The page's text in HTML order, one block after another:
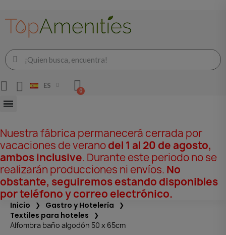
ES
Nuestra fábrica permanecerá cerrada por
vacaciones de veranodel 1 al 20 de agosto,
ambos inclusive. Durante este periodo no se
realizarán producciones ni envíos. No
obstante, seguiremos estando disponibles
por teléfono y correo electrónico.
Inicio
Gastro y Hotelería
Textiles para hoteles
Alfombra baño algodón 50 x 65cm